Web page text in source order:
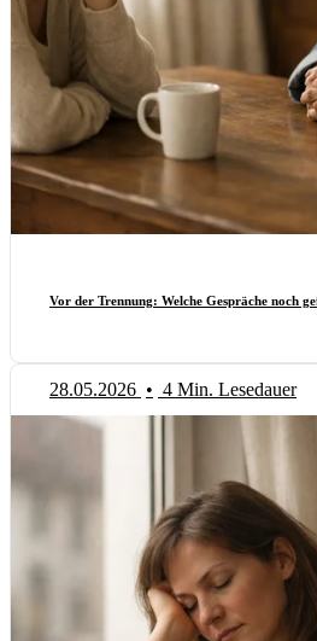
Vor der Trennung: Welche Gespräche noch
28.05.2026 • 4 Min. Lesedauer